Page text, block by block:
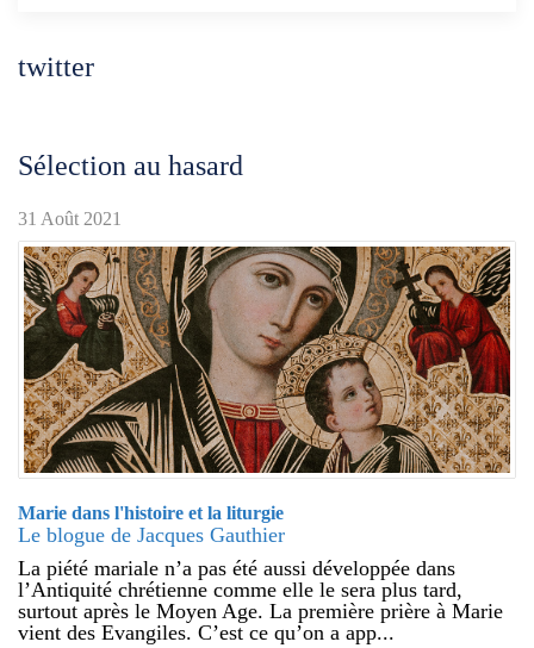
twitter
Sélection au hasard
31 Août 2021
Marie dans l'histoire et la liturgie
Le blogue de Jacques Gauthier
La piété mariale n’a pas été aussi développée dans
l’Antiquité chrétienne comme elle le sera plus tard,
surtout après le Moyen Age. La première prière à Marie
vient des Evangiles. C’est ce qu’on a app...